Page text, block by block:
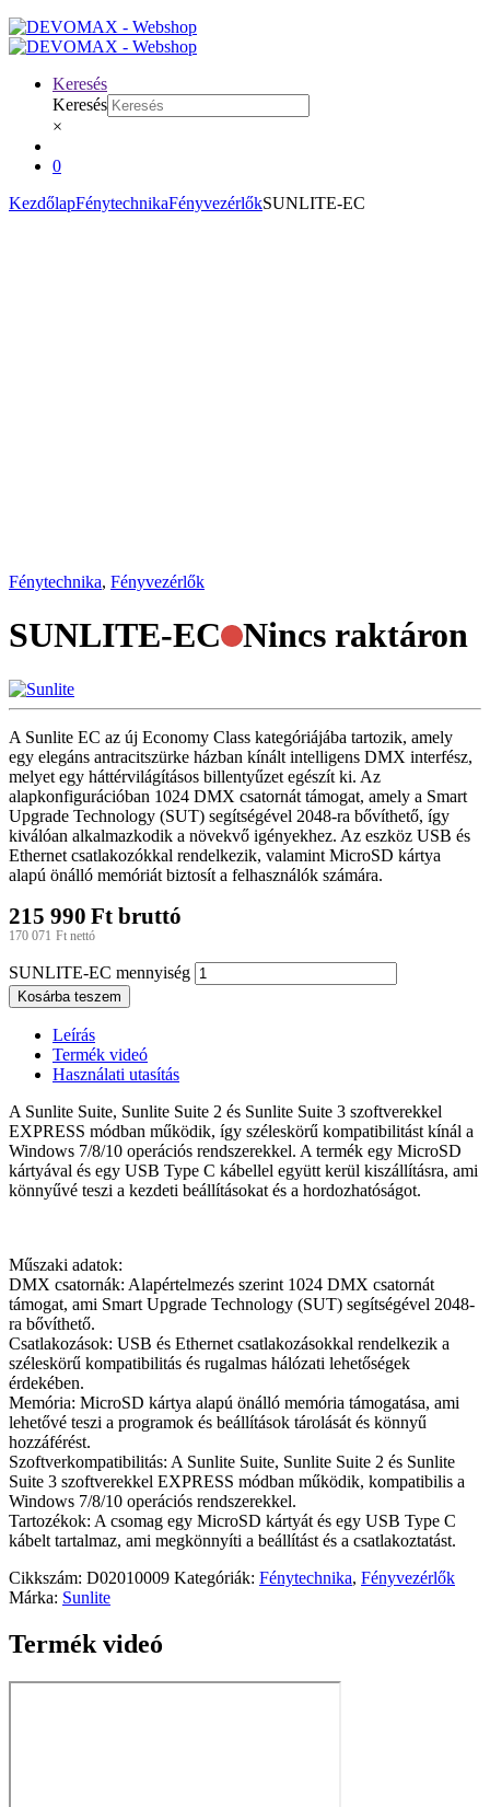
Keresés
Keresés
×
0
KezdőlapFénytechnikaFényvezérlőkSUNLITE-EC
Fénytechnika, Fényvezérlők
SUNLITE-EC Nincs raktáron
A Sunlite EC az új Economy Class kategóriájába tartozik, amely
egy elegáns antracitszürke házban kínált intelligens DMX interfész,
melyet egy háttérvilágításos billentyűzet egészít ki. Az
alapkonfigurációban 1024 DMX csatornát támogat, amely a Smart
Upgrade Technology (SUT) segítségével 2048-ra bővíthető, így
kiválóan alkalmazkodik a növekvő igényekhez. Az eszköz USB és
Ethernet csatlakozókkal rendelkezik, valamint MicroSD kártya
alapú önálló memóriát biztosít a felhasználók számára.
215 990 Ft bruttó
170 071 Ft nettó
SUNLITE-EC mennyiség
Kosárba teszem
Leírás
Termék videó
Használati utasítás
A Sunlite Suite, Sunlite Suite 2 és Sunlite Suite 3 szoftverekkel
EXPRESS módban működik, így széleskörű kompatibilitást kínál a
Windows 7/8/10 operációs rendszerekkel. A termék egy MicroSD
kártyával és egy USB Type C kábellel együtt kerül kiszállításra, ami
könnyűvé teszi a kezdeti beállításokat és a hordozhatóságot.
Műszaki adatok:
DMX csatornák: Alapértelmezés szerint 1024 DMX csatornát
támogat, ami Smart Upgrade Technology (SUT) segítségével 2048-
ra bővíthető.
Csatlakozások: USB és Ethernet csatlakozásokkal rendelkezik a
széleskörű kompatibilitás és rugalmas hálózati lehetőségek
érdekében.
Memória: MicroSD kártya alapú önálló memória támogatása, ami
lehetővé teszi a programok és beállítások tárolását és könnyű
hozzáférést.
Szoftverkompatibilitás: A Sunlite Suite, Sunlite Suite 2 és Sunlite
Suite 3 szoftverekkel EXPRESS módban működik, kompatibilis a
Windows 7/8/10 operációs rendszerekkel.
Tartozékok: A csomag egy MicroSD kártyát és egy USB Type C
kábelt tartalmaz, ami megkönnyíti a beállítást és a csatlakoztatást.
Cikkszám: D02010009 Kategóriák: Fénytechnika, Fényvezérlők
Márka: Sunlite
Termék videó